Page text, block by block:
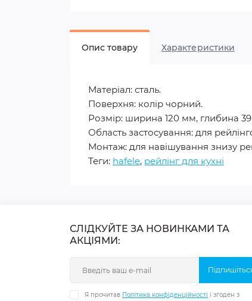
Опис товару Характеристики
Матеріал: сталь.
Поверхня: колір чорний.
Розмір: ширина 120 мм, глибина
Область застосування: для
Монтаж: для навішування знизу
Теги: hafele, рейлінг для кухні
СЛІДКУЙТЕ ЗА НОВИНКАМИ ТА
АКЦІЯМИ:
Я прочитав Політика конфіденційності і згоден з